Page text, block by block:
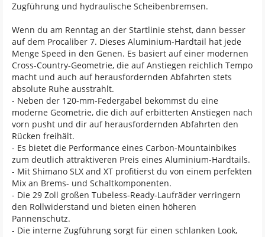
Zugführung und hydraulische Scheibenbremsen.
Wenn du am Renntag an der Startlinie stehst, dann besser
auf dem Procaliber 7. Dieses Aluminium-Hardtail hat jede
Menge Speed in den Genen. Es basiert auf einer modernen
Cross-Country-Geometrie, die auf Anstiegen reichlich Tempo
macht und auch auf herausfordernden Abfahrten stets
absolute Ruhe ausstrahlt.
- Neben der 120-mm-Federgabel bekommst du eine
moderne Geometrie, die dich auf erbitterten Anstiegen nach
vorn pusht und dir auf herausfordernden Abfahrten den
Rücken freihält.
- Es bietet die Performance eines Carbon-Mountainbikes
zum deutlich attraktiveren Preis eines Aluminium-Hardtails.
- Mit Shimano SLX and XT profitierst du von einem perfekten
Mix an Brems- und Schaltkomponenten.
- Die 29 Zoll großen Tubeless-Ready-Laufräder verringern
den Rollwiderstand und bieten einen höheren
Pannenschutz.
- Die interne Zugführung sorgt für einen schlanken Look,